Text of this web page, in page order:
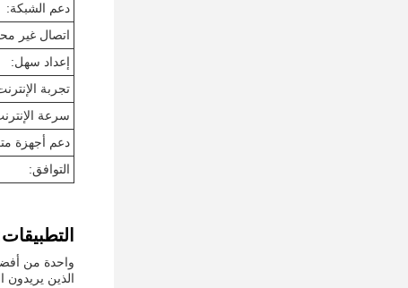
دعم الشبكة:
اتصال غير
إعداد سهل:
تجربة
سرعة
دعم أجهزة
التوافق: